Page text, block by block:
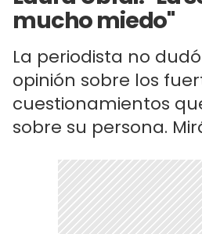
mucho miedo"
La periodista no
opinión sobre los
cuestionamientos
sobre su persona.